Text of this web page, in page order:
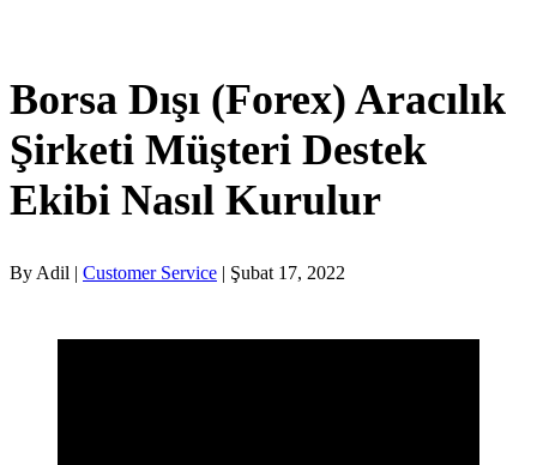
Borsa Dışı (Forex) Aracılık
Şirketi Müşteri Destek
Ekibi Nasıl Kurulur
By Adil | Customer Service | Şubat 17, 2022